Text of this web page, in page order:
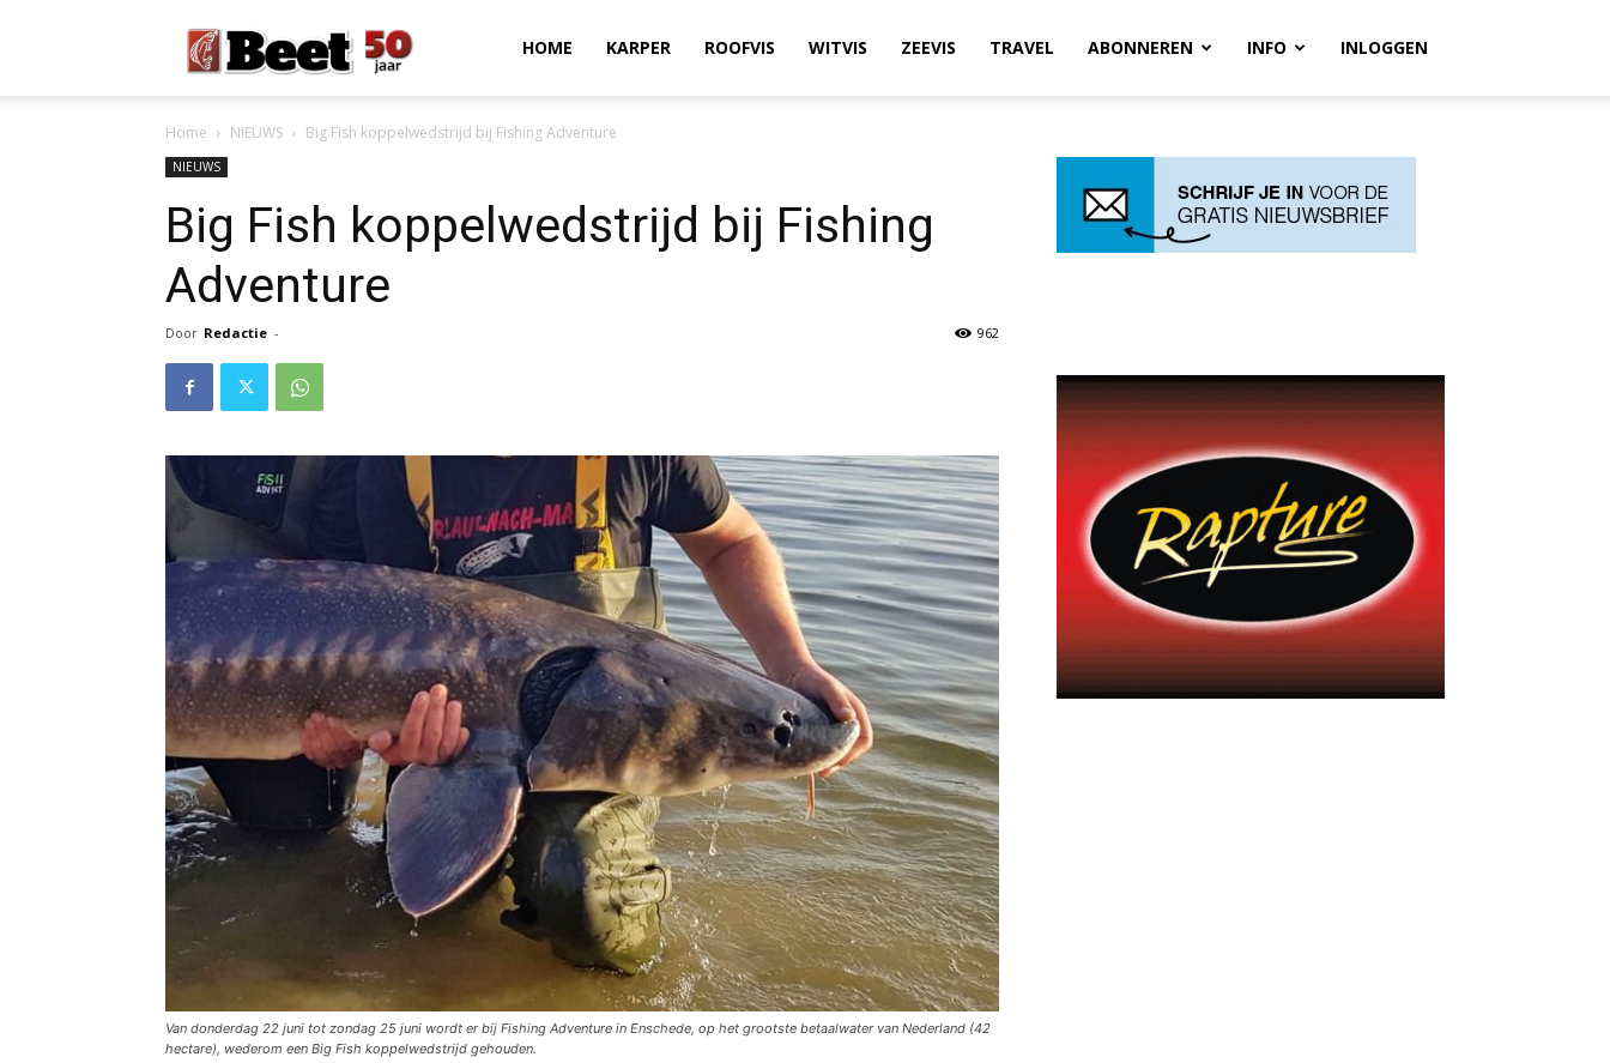
Magazine
HOME KARPER ROOFVIS WITVIS ZEEVIS TRAVEL ABONNEREN INFO INLOGGEN
Home NIEUWS Big Fish koppelwedstrijd bij Fishing Adventure
NIEUWS
Big Fish koppelwedstrijd bij Fishing
Adventure
Door Redactie - 962
Van donderdag 22 juni tot zondag 25 juni wordt er bij Fishing Adventure in Enschede, op het grootste betaalwater van Nederland (42
hectare), wederom een Big Fish koppelwedstrijd gehouden.